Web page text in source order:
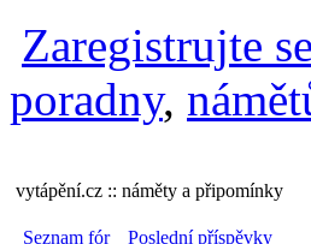
Zaregistrujte se
poradny,
vytápění.cz :: náměty a připomínky
Seznam fór Poslední příspěvky